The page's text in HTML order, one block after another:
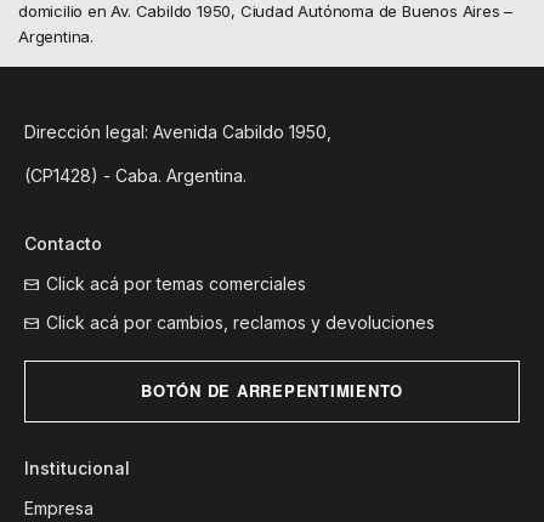
domicilio en Av. Cabildo 1950, Ciudad Autónoma de Buenos Aires –
Argentina.
Dirección legal: Avenida Cabildo 1950,
(CP1428) - Caba. Argentina.
Institucional
Empresa
Contacto
Click acá por temas comerciales
Click acá por cambios, reclamos y devoluciones
BOTÓN DE ARREPENTIMIENTO